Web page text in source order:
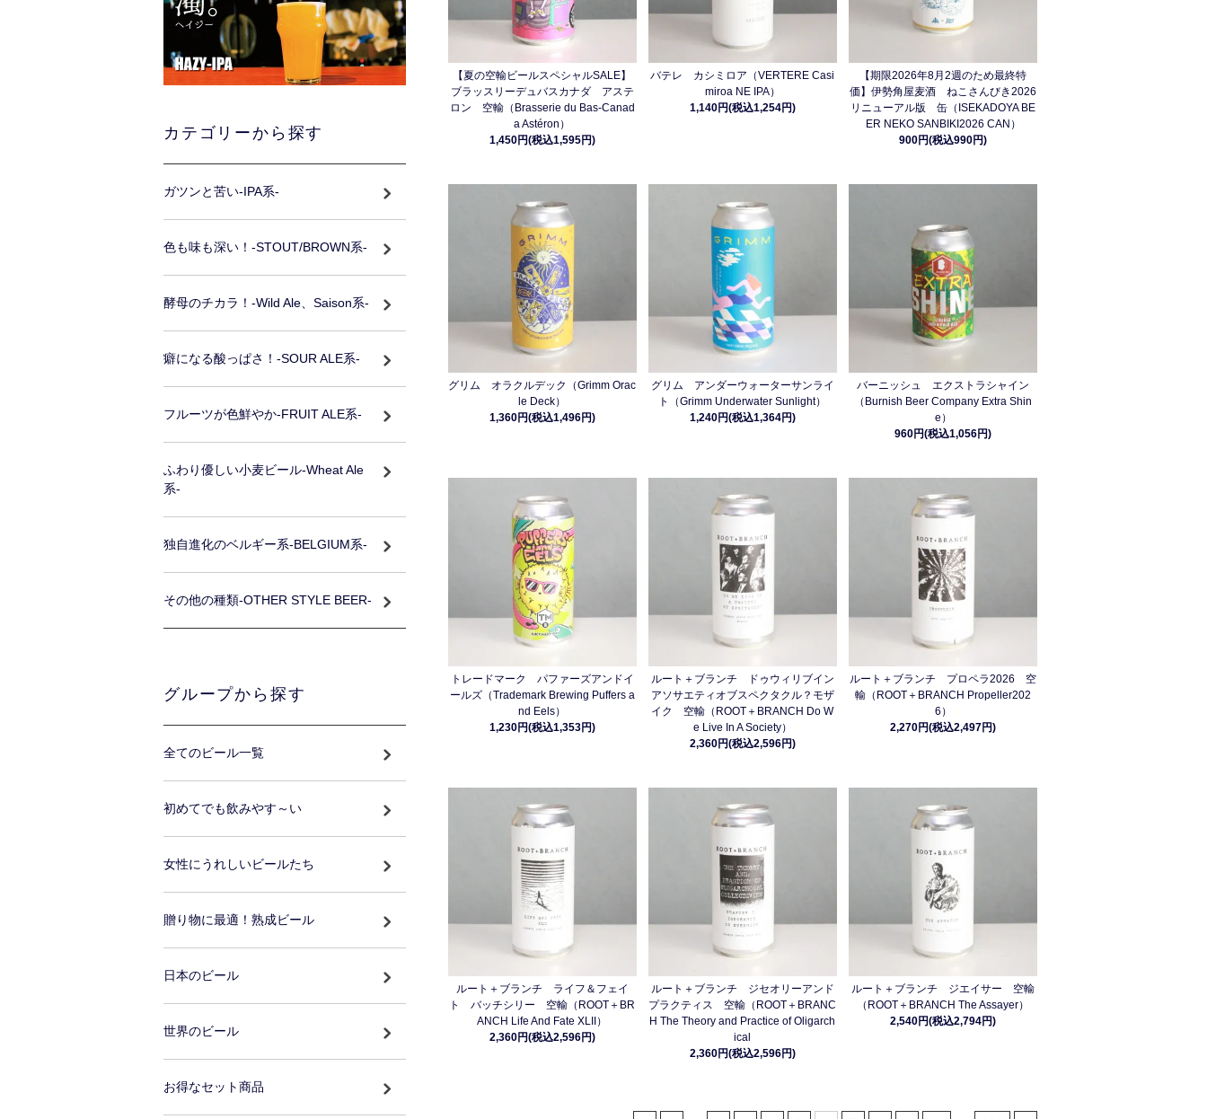
【夏の空輸ビールスペシャルSALE】
ブラッスリーデュバスカナダ アステ
ロン 空輸（Brasserie du Bas-Canad
a Astéron）
1,450円(税込1,595円)
バテレ カシミロア（VERTERE Casi
miroa NE IPA）
1,140円(税込1,254円)
【期限2026年8月2週のため最終特
価】伊勢角屋麦酒 ねこさんびき2026
リニューアル版 缶（ISEKADOYA BE
ER NEKO SANBIKI2026 CAN）
900円(税込990円)
グリム オラクルデック（Grimm Orac
le Deck）
1,360円(税込1,496円)
グリム アンダーウォーターサンライ
ト（Grimm Underwater Sunlight）
1,240円(税込1,364円)
バーニッシュ エクストラシャイン
（Burnish Beer Company Extra Shin
e）
960円(税込1,056円)
トレードマーク パファーズアンドイ
ールズ（Trademark Brewing Puffers a
nd Eels）
1,230円(税込1,353円)
ルート＋ブランチ ドゥウィリブイン
アソサエティオブスペクタクル？モザ
イク 空輸（ROOT＋BRANCH Do W
e Live In A Society）
2,360円(税込2,596円)
ルート＋ブランチ プロペラ2026 空
輸（ROOT＋BRANCH Propeller202
6）
2,270円(税込2,497円)
ルート＋ブランチ ライフ＆フェイ
ト バッチシリー 空輸（ROOT＋BR
ANCH Life And Fate XLII）
2,360円(税込2,596円)
ルート＋ブランチ ジセオリーアンド
プラクティス 空輸（ROOT＋BRANC
H The Theory and Practice of Oligarch
ical
2,360円(税込2,596円)
ルート＋ブランチ ジエイサー 空輸
（ROOT＋BRANCH The Assayer）
2,540円(税込2,794円)
カテゴリーから探す
ガツンと苦い-IPA系-
色も味も深い！-STOUT/BROWN系-
酵母のチカラ！-Wild Ale、Saison系-
癖になる酸っぱさ！-SOUR ALE系-
フルーツが色鮮やか-FRUIT ALE系-
ふわり優しい小麦ビール-Wheat Ale
系-
独自進化のベルギー系-BELGIUM系-
その他の種類-OTHER STYLE BEER-
グループから探す
全てのビール一覧
初めてでも飲みやす～い
女性にうれしいビールたち
贈り物に最適！熟成ビール
日本のビール
世界のビール
お得なセット商品